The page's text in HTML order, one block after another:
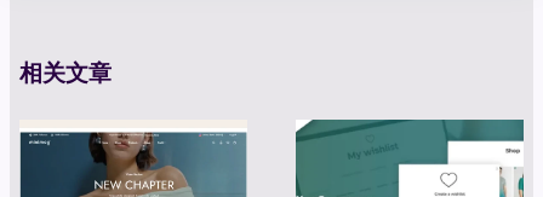
相关文章